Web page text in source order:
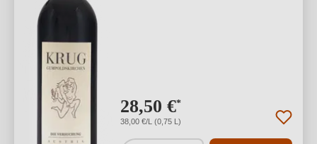
28,50 €*
38,00 €/L (0,75 L)